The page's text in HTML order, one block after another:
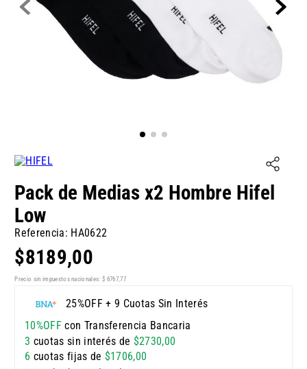
Pack de Medias x2 Hombre Hifel
Low
Referencia: HA0622
$8189,00
Precio sin impuestos nacionales: $ 6767,77
25%OFF + 9 Cuotas Sin Interés
10%OFFcon Transferencia Bancaria
3 cuotas sin interés de $2730,00
6 cuotas fijas de $1706,00